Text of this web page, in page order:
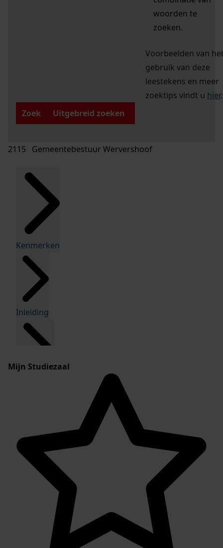
woorden te
zoeken.
Voorbeelden van
gebruik van deze
leestekens en meer
zoektips vindt u hier.
Zoek
Uitgebreid zoeken
2115 Gemeentebestuur Wervershoof
Kenmerken
Inleiding
Mijn Studiezaal